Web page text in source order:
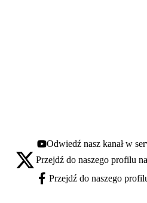
Youtube - otwiera się w nowej karcie
Odwiedź nasz kanał w
X - otwiera się w nowej karcie
Przejdź do naszego profilu
Facebook - otwiera się w nowej karcie
Przejdź do naszego